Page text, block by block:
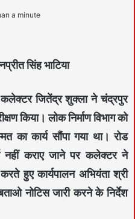
a minute
सिंह भाटिया
कलेक्टर जितेंद्र शुक्ला ने चंद्रपुर
किया। लोक निर्माण विभाग को
का कार्य सौंपा गया था। रोड
नहीं कराए जाने पर कलेक्टर ने
करते हुए कार्यपालन अभियंता श्री
नोटिस जारी करने के निर्देश